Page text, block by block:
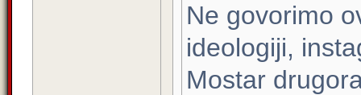
Ne govorimo
ideologiji,
Mostar